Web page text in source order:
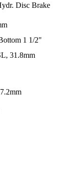
Disc Brake
1 1/2"
31.8mm